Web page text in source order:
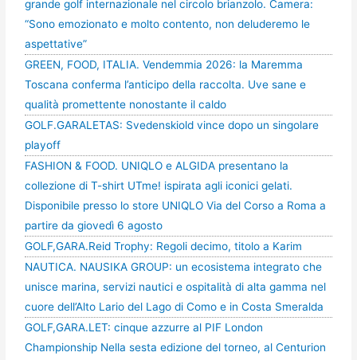
grande golf internazionale nel circolo brianzolo. Camera:
“Sono emozionato e molto contento, non deluderemo le
aspettative”
GREEN, FOOD, ITALIA. Vendemmia 2026: la Maremma
Toscana conferma l’anticipo della raccolta. Uve sane e
qualità promettente nonostante il caldo
GOLF.GARALETAS: Svedenskiold vince dopo un singolare
playoff
FASHION & FOOD. UNIQLO e ALGIDA presentano la
collezione di T-shirt UTme! ispirata agli iconici gelati.
Disponibile presso lo store UNIQLO Via del Corso a Roma a
partire da giovedì 6 agosto
GOLF,GARA.Reid Trophy: Regoli decimo, titolo a Karim
NAUTICA. NAUSIKA GROUP: un ecosistema integrato che
unisce marina, servizi nautici e ospitalità di alta gamma nel
cuore dell’Alto Lario del Lago di Como e in Costa Smeralda
GOLF,GARA.LET: cinque azzurre al PIF London
Championship Nella sesta edizione del torneo, al Centurion